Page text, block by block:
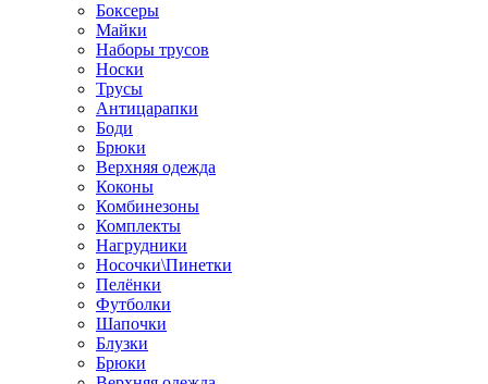
Боксеры
Майки
Наборы трусов
Носки
Трусы
Антицарапки
Боди
Брюки
Верхняя одежда
Коконы
Комбинезоны
Комплекты
Нагрудники
Носочки\Пинетки
Пелёнки
Футболки
Шапочки
Блузки
Брюки